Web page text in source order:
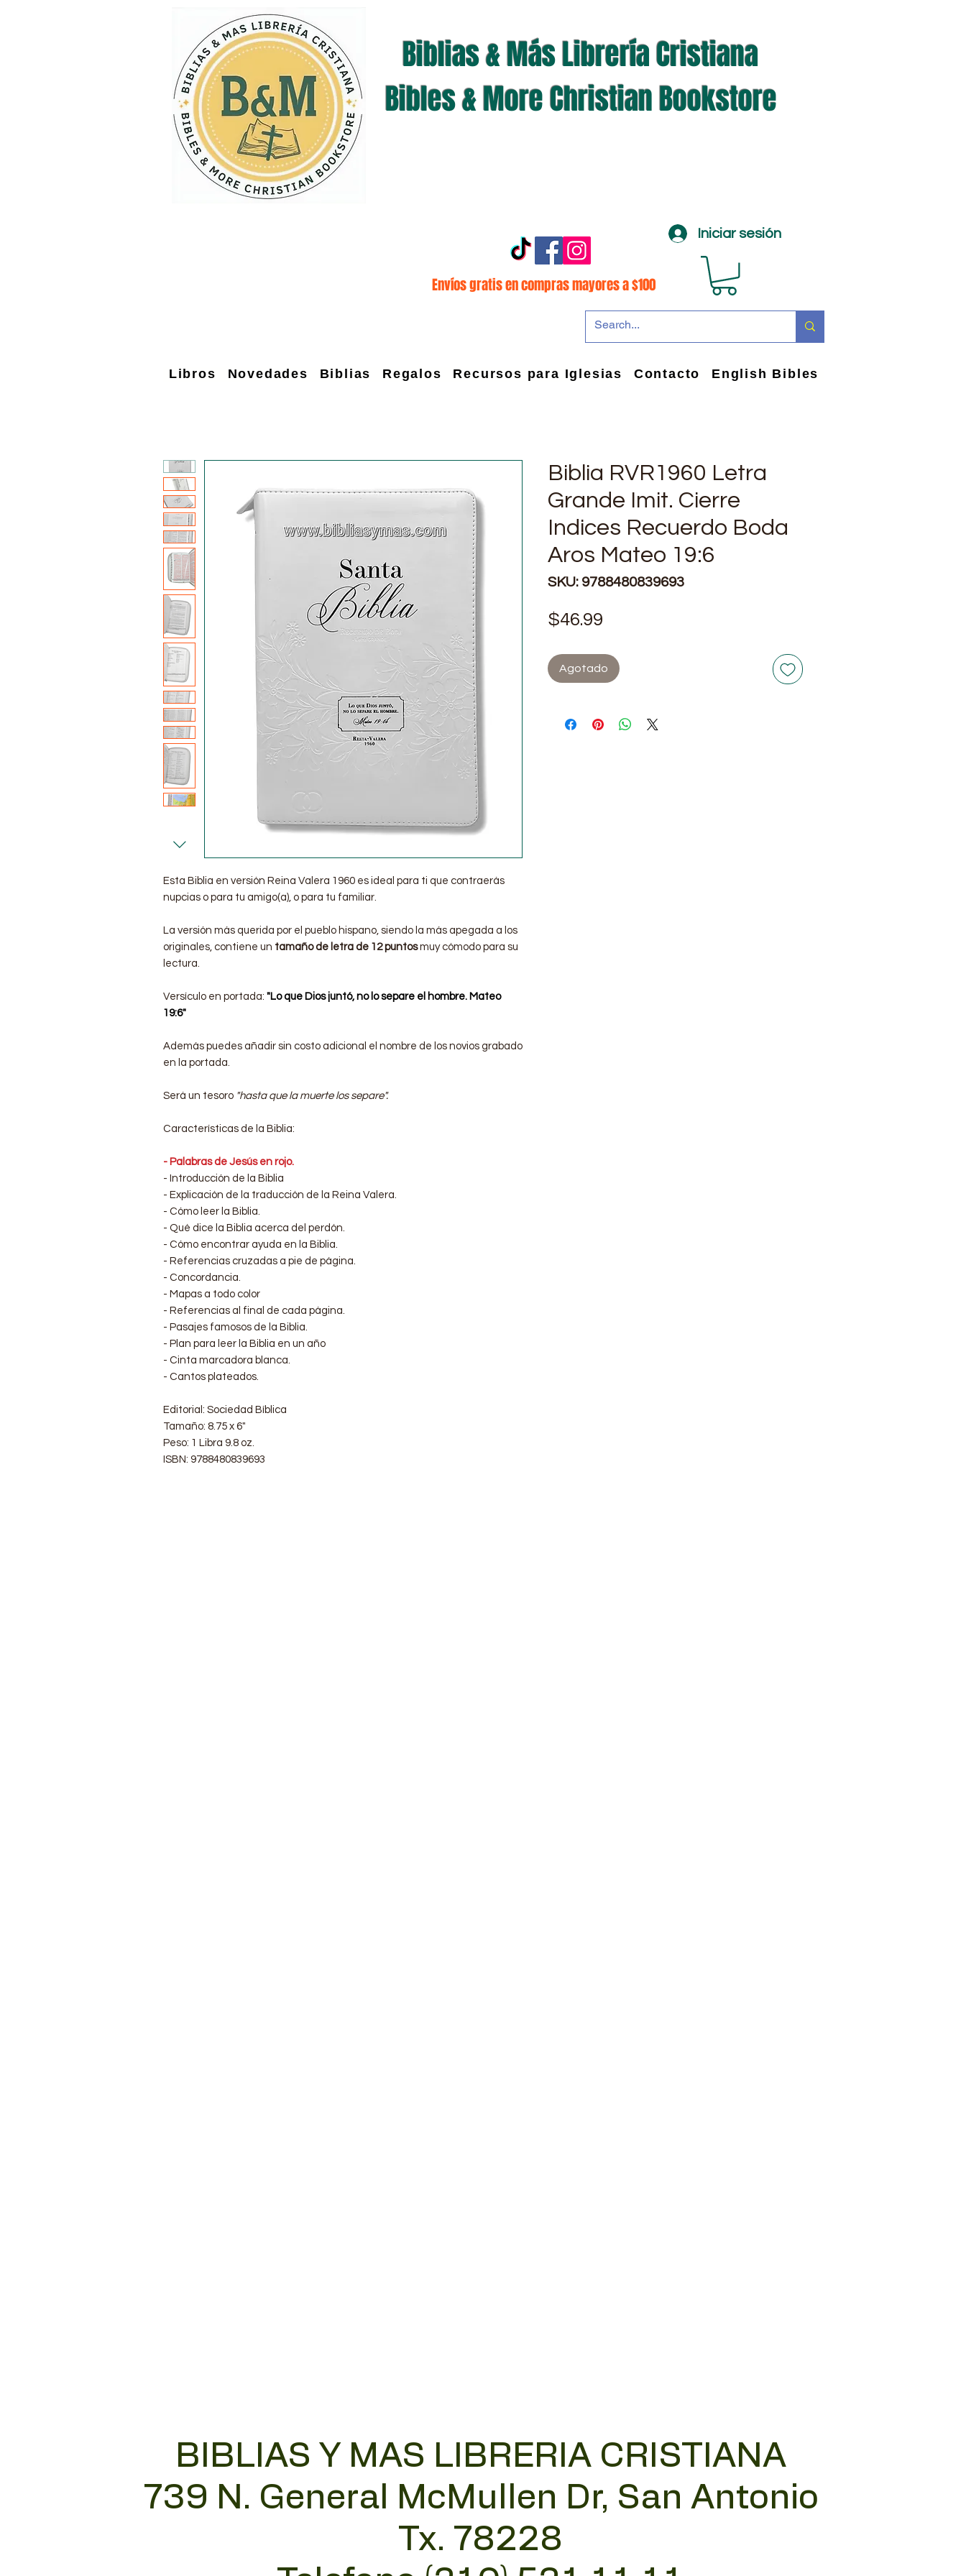
Biblias & Más Librería Cristiana
Bibles & More Christian Bookstore
Iniciar sesión
Envíos gratis en compras mayores a $100
Esta Biblia en versión Reina Valera 1960 es ideal para ti que contraerás
nupcias o para tu amigo(a), o para tu familiar.
La versión más querida por el pueblo hispano, siendo la más apegada a los
originales, contiene un tamaño de letra de 12 puntosmuy cómodo para su
lectura.
Versículo en portada: "Lo que Dios juntó, no lo separe el hombre. Mateo
19:6"
Además puedes añadir sin costo adicional el nombre de los novios grabado
en la portada.
Será un tesoro "hasta que la muerte los separe".
Características de la Biblia:
- Palabras de Jesús en rojo.
- Introducción de la Biblia
- Explicación de la traducción de la Reina Valera.
- Cómo leer la Biblia.
- Qué dice la Biblia acerca del perdón.
- Cómo encontrar ayuda en la Biblia.
- Referencias cruzadas a pie de página.
- Concordancia.
- Mapas a todo color
- Referencias al final de cada página.
- Pasajes famosos de la Biblia.
- Plan para leer la Biblia en un año
- Cinta marcadora blanca.
- Cantos plateados.
Editorial: Sociedad Bíblica
Tamaño: 8.75 x 6"
Peso: 1 Libra 9.8 oz.
ISBN: 9788480839693
Biblia RVR1960 Letra
Grande Imit. Cierre
Indices Recuerdo Boda
Aros Mateo 19:6
SKU: 9788480839693
$46.99
Agotado
Libros Novedades Biblias Regalos Recursos para Iglesias Contacto English Bibles
BIBLIAS Y MAS LIBRERIA CRISTIANA
739 N. General McMullen Dr, San Antonio
Tx. 78228